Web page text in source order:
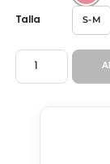
Talla S-M
BABY
DOLL
2P